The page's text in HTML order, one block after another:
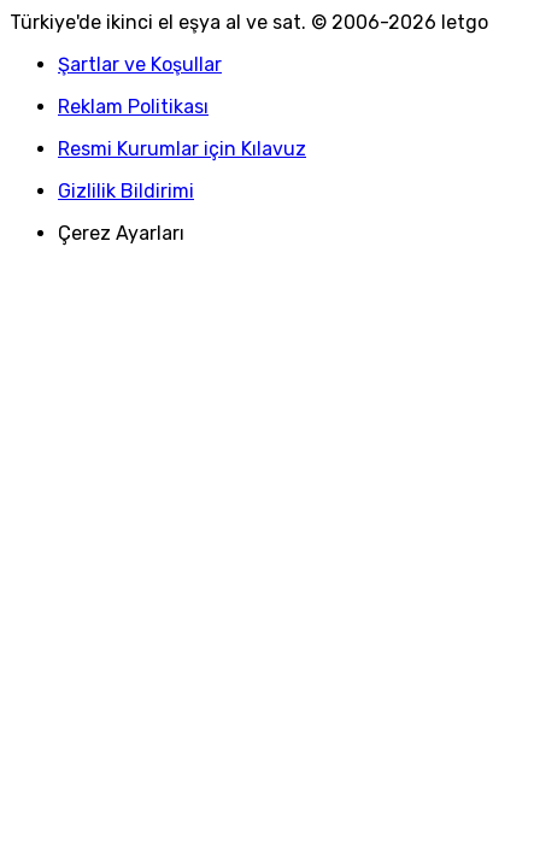
Türkiye'de ikinci el eşya al ve sat. © 2006-2026 letgo
Şartlar ve Koşullar
Reklam Politikası
Resmi Kurumlar için Kılavuz
Gizlilik Bildirimi
Çerez Ayarları